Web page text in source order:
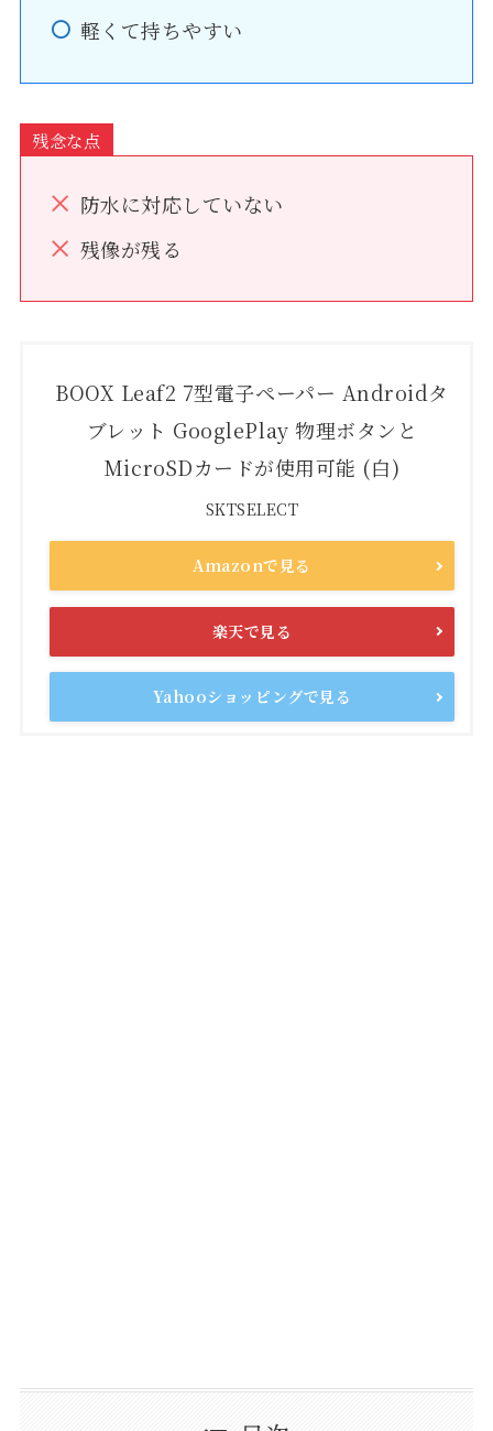
軽くて持ちやすい
残念な点
防水に対応していない
残像が残る
BOOX Leaf2 7型電子ペーパー Androidタ
ブレット GooglePlay 物理ボタンと
MicroSDカードが使用可能 (白)
SKTSELECT
Amazonで見る
楽天で見る
Yahooショッピングで見る